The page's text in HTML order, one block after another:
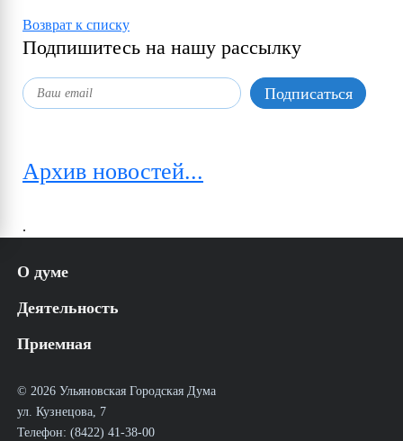
Возврат к списку
Подпишитесь на нашу рассылку
Архив новостей...
.
О думе
Структура
Регламент
Новости
25 лет Ульяновской Городской Думе
Деятельность
Постановления
Распоряжения Главы города
Порядок обжалования НПА УГД
Документы
Приемная
График приема избирателей депутатами УГД в
общественной приёмной
© 2026 Ульяновская Городская Дума
ул. Кузнецова, 7
Телефон: (8422) 41-38-00